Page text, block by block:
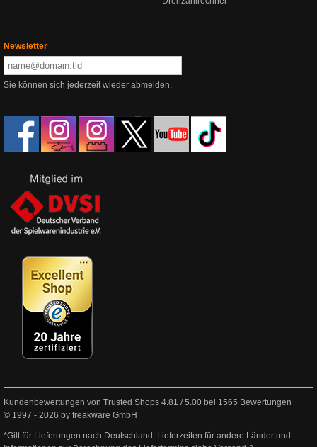
Newsletter
Sie können sich jederzeit wieder abmelden.
Kundenbewertungen von Trusted Shops 4.81 /5.00 bei 1565 Bewertungen
© 1997 - 2026 by freakware GmbH
*Gilt für Lieferungen nach Deutschland. Lieferzeiten für andere Länder und